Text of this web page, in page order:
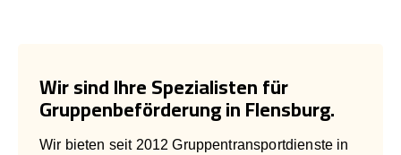
Wir sind Ihre Spezialisten für
Gruppenbeförderung in Flensburg.
Wir bieten seit 2012 Gruppentransportdienste in